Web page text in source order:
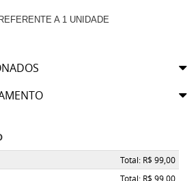
A 1 UNIDADE
Total: R$ 99,00
Total: R$ 99,00